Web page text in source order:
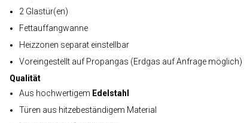
2 Glastür(en)
Fettauffangwanne
Heizzonen separat einstellbar
Voreingestellt auf Propangas (Erdgas auf Anfrage möglich)
Qualität
Aus hochwertigem Edelstahl
Türen aus hitzebeständigem Material